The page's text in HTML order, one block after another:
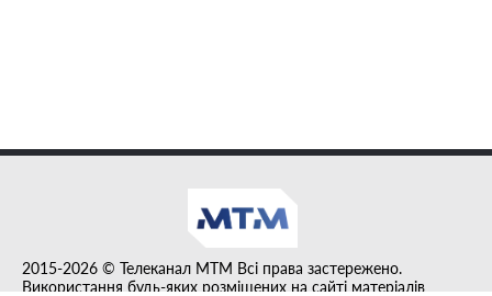
2015-2026 © Телеканал MTM Всі права застережено.
Використання будь-яких розміщених на сайті матеріалів